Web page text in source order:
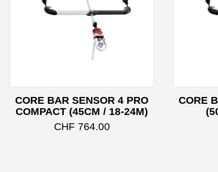
CORE BAR SENSOR 4 PRO
COMPACT (45CM / 18-24M)
CHF 764.00Dieses Produkt weist
CORE